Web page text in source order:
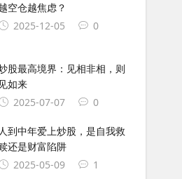
空仓越焦虑？
2025-12-05
0
股最高境界：见相非相，则
见如来
2025-07-07
0
人到中年爱上炒股，是自我救
还是财富陷阱
2025-05-09
1